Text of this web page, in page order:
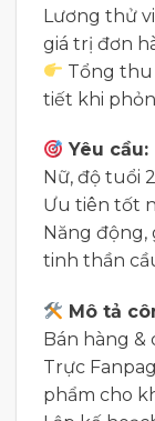
Lương thử
giá trị đơn
Tổng thu
tiết khi
Yêu cầu:
Nữ, độ tuổi
Ưu tiên tốt
Năng động,
tinh thần
Mô tả
Bán hàng
Trực
phẩm cho